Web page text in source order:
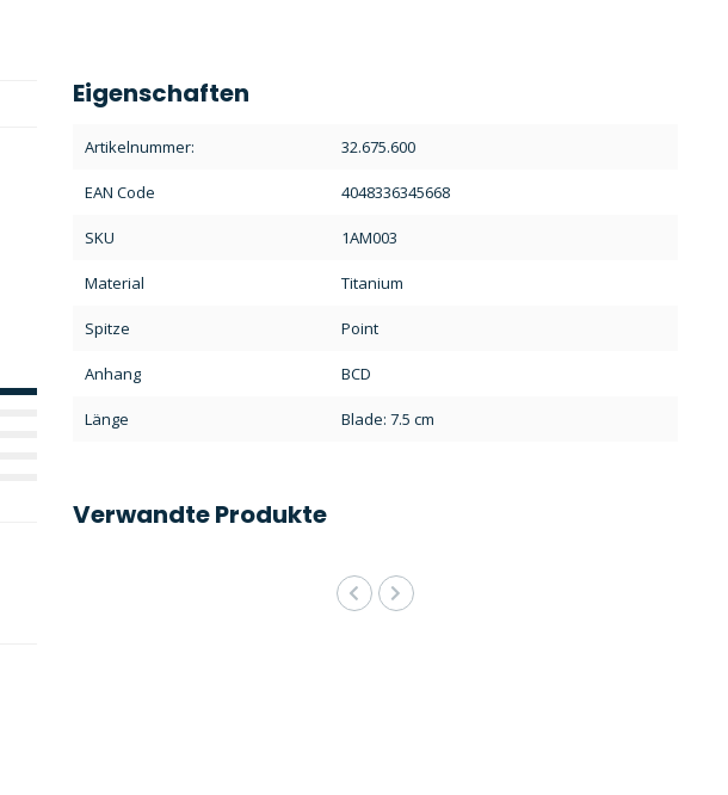
Eigenschaften
Artikelnummer: 32.675.600
EAN Code 4048336345668
SKU 1AM003
Material Titanium
Spitze Point
Anhang BCD
Länge Blade: 7.5 cm
Verwandte Produkte